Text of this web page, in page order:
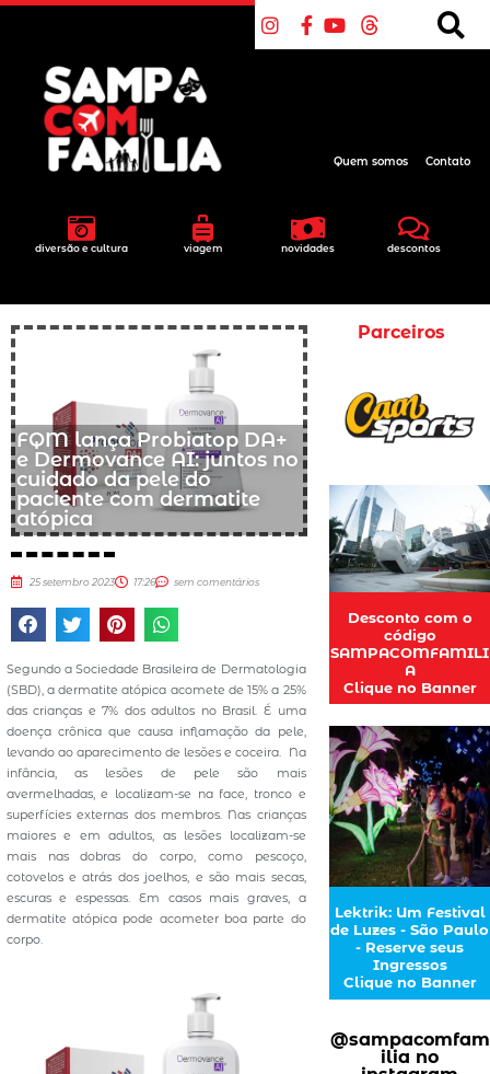
diversão e cultura viagem novidades descontos
Quem somos Contato
FQM lança Probiatop DA+
e Dermovance AI: juntos no
cuidado da pele do
paciente com dermatite
atópica
25 setembro 2023 17:26 sem comentários
Segundo a Sociedade Brasileira de Dermatologia
(SBD), a dermatite atópica acomete de 15% a 25%
das crianças e 7% dos adultos no Brasil. É uma
doença crônica que causa inflamação da pele,
levando ao aparecimento de lesões e coceira. Na
infância, as lesões de pele são mais
avermelhadas, e localizam-se na face, tronco e
superfícies externas dos membros. Nas crianças
maiores e em adultos, as lesões localizam-se
mais nas dobras do corpo, como pescoço,
cotovelos e atrás dos joelhos, e são mais secas,
escuras e espessas. Em casos mais graves, a
dermatite atópica pode acometer boa parte do
corpo.
Parceiros
Desconto com o
código
SAMPACOMFAMILI
A
Clique no Banner
Lektrik: Um Festival
de Luzes - São Paulo
- Reserve seus
Ingressos
Clique no Banner
@sampacomfam
ilia no